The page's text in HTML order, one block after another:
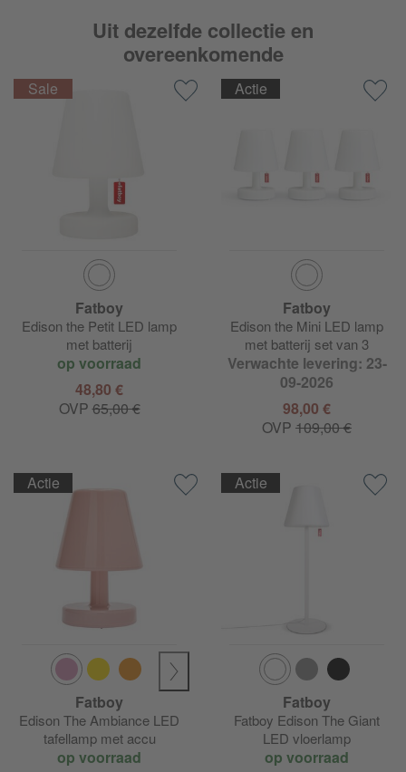
Uit dezelfde collectie en
overeenkomende
Fatboy
Edison the Petit LED lamp
met batterij
op voorraad
48,80 €
OVP65,00 €
Actie
Fatboy
Edison the Mini LED lamp
met batterij set van 3
Verwachte levering: 23-
09-2026
98,00 €
OVP 109,00 €
Actie
Fatboy
Edison The Ambiance LED
tafellamp met accu
op voorraad
Actie
Fatboy
Fatboy Edison The Giant
LED vloerlamp
op voorraad